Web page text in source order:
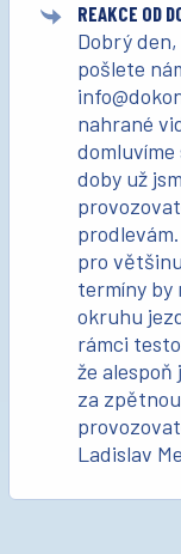
REAKCE OD
Dobrý
pošlete
nahrané
domluvíme
doby už
pro
termíny by
okruhu
rámci
že alespoň
za
Ladislav